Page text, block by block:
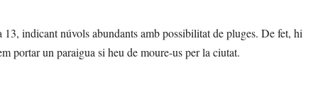
13, indicant núvols abundants amb possibilitat de pluges. De fet, hi
portar un paraigua si heu de moure-us per la ciutat.